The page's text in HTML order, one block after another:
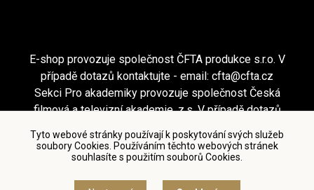
Tyto webové stránky používají k poskytování svých služeb
soubory Cookies. Používáním těchto webových stránek
souhlasíte s použitím souborů Cookies.
E-shop provozuje společnost ČFTA produkce s.r.o. V
případě dotazů kontaktujte - email: cfta@cfta.cz
Sekci Pro akademiky provozuje společnost Česká
filmová a televizní akademie, z.s. V případě dotazů
Podmínky užití a zásady ochrany osobních údajů
Nastavení cookies